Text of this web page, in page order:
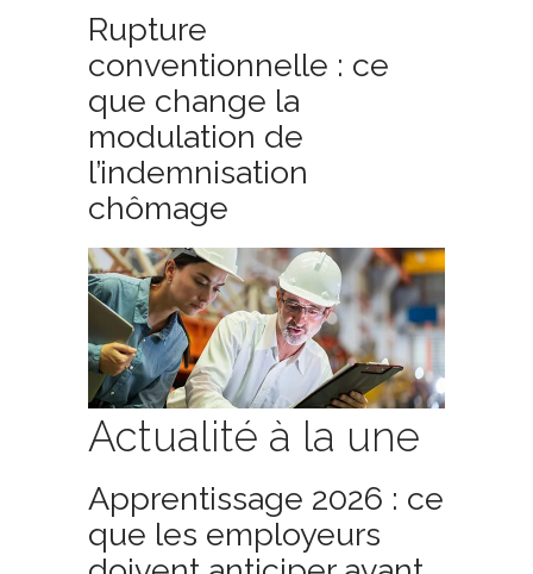
Rupture
conventionnelle : ce
que change la
modulation de
l’indemnisation
chômage
Actualité à la une
Apprentissage 2026 : ce
que les employeurs